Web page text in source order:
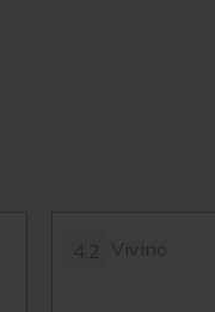
Vivino